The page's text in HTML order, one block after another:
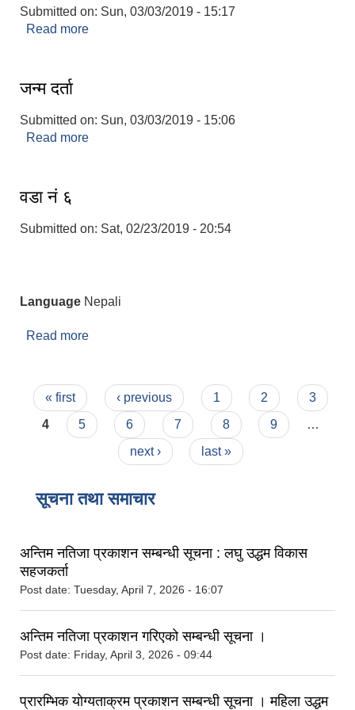
Submitted on: Sun, 03/03/2019 - 15:17
Read more
जन्म दर्ता
Submitted on: Sun, 03/03/2019 - 15:06
Read more
वडा नं ६
Submitted on: Sat, 02/23/2019 - 20:54
Language Nepali
Read more
Pages
« first ‹ previous 1 2
3
4
5 6 7 8 9
…
next ›
last »
सूचना तथा समाचार
अन्तिम नतिजा प्रकाशन सम्बन्धी सूचना : लघु उद्धम विकास
सहजकर्ता
Post date: Tuesday, April 7, 2026 - 16:07
अन्तिम नतिजा प्रकाशन गरिएको सम्बन्धी सूचना ।
Post date: Friday, April 3, 2026 - 09:44
प्रारम्भिक योग्यताक्रम प्रकाशन सम्बन्धी सूचना । महिला उद्धम